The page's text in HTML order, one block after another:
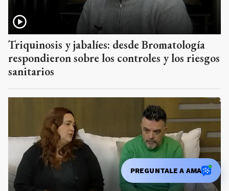
Triquinosis y jabalíes: desde Bromatología
respondieron sobre los controles y los riesgos
sanitarios
PREGUNTALE A AMA